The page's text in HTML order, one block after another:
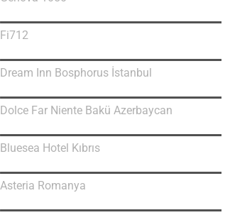
Fi712
Dream Inn Bosphorus İstanbul
Dolce Far Niente Bakü Azerbaycan
Bluesea Hotel Kıbrıs
Asteria Romanya